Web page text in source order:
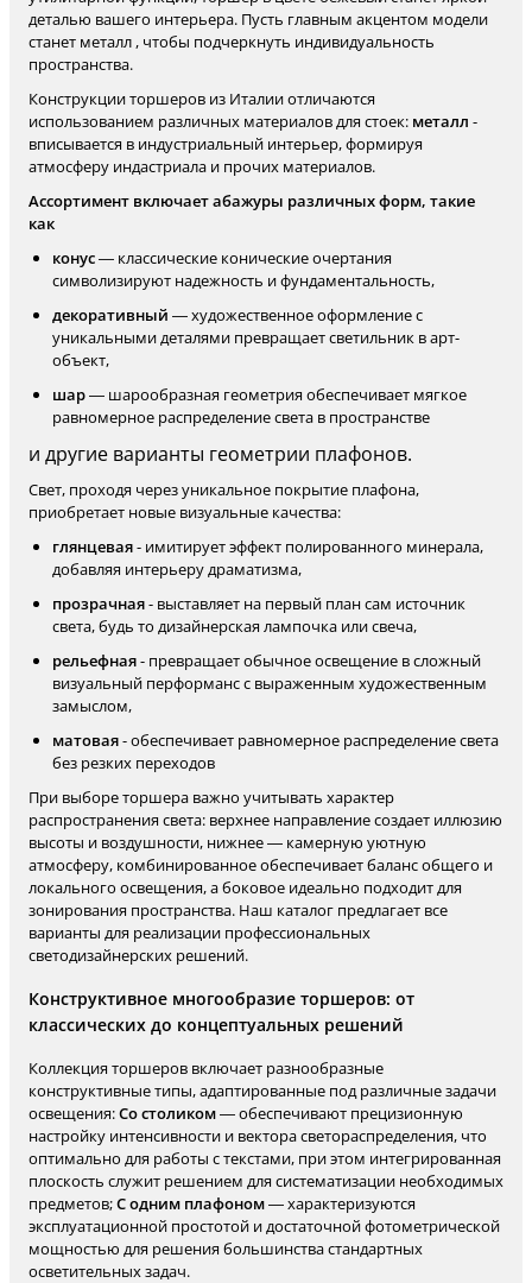
деталью вашего интерьера. Пусть главным акцентом модели
станет металл , чтобы подчеркнуть индивидуальность
пространства.
Конструкции торшеров из Италии отличаются
использованием различных материалов для стоек: металл -
вписывается в индустриальный интерьер, формируя
атмосферу индастриала и прочих материалов.
Ассортимент включает абажуры различных форм, такие
как
конус— классические конические очертания
символизируют надежность и фундаментальность,
декоративный — художественное оформление с
уникальными деталями превращает светильник в арт-
объект,
шар— шарообразная геометрия обеспечивает мягкое
равномерное распределение света в пространстве
и другие варианты геометрии плафонов.
Свет, проходя через уникальное покрытие плафона,
приобретает новые визуальные качества:
глянцевая- имитирует эффект полированного минерала,
добавляя интерьеру драматизма,
прозрачная- выставляет на первый план сам источник
света, будь то дизайнерская лампочка или свеча,
рельефная- превращает обычное освещение в сложный
визуальный перформанс с выраженным художественным
замыслом,
матовая- обеспечивает равномерное распределение света
без резких переходов
При выборе торшера важно учитывать характер
распространения света: верхнее направление создает иллюзию
высоты и воздушности, нижнее — камерную уютную
атмосферу, комбинированное обеспечивает баланс общего и
локального освещения, а боковое идеально подходит для
зонирования пространства. Наш каталог предлагает все
варианты для реализации профессиональных
светодизайнерских решений.
Конструктивное многообразие торшеров: от
классических до концептуальных решений
Коллекция торшеров включает разнообразные
конструктивные типы, адаптированные под различные задачи
освещения:Со столиком— обеспечивают прецизионную
настройку интенсивности и вектора светораспределения, что
оптимально для работы с текстами, при этом интегрированная
плоскость служит решением для систематизации необходимых
предметов;С одним плафоном— характеризуются
эксплуатационной простотой и достаточной фотометрической
мощностью для решения большинства стандартных
осветительных задач.